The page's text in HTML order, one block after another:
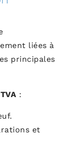
liées à
principales
:
et